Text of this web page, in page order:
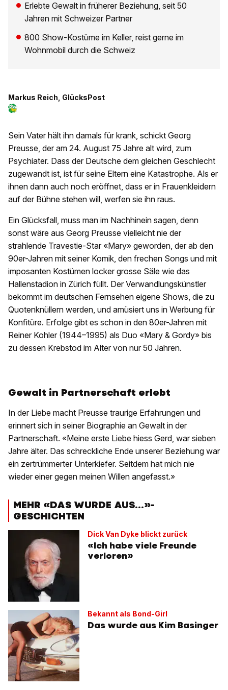
Erlebte Gewalt in früherer Beziehung, seit 50
Jahren mit Schweizer Partner
800 Show-Kostüme im Keller, reist gerne im
Wohnmobil durch die Schweiz
Markus Reich, GlücksPost
Sein Vater hält ihn damals für krank, schickt Georg
Preusse, der am 24. August 75 Jahre alt wird, zum
Psychiater. Dass der Deutsche dem gleichen Geschlecht
zugewandt ist, ist für seine Eltern eine Katastrophe. Als er
ihnen dann auch noch eröffnet, dass er in Frauenkleidern
auf der Bühne stehen will, werfen sie ihn raus.
Ein Glücksfall, muss man im Nachhinein sagen, denn
sonst wäre aus Georg Preusse vielleicht nie der
strahlende Travestie-Star «Mary» geworden, der ab den
90er-Jahren mit seiner Komik, den frechen Songs und mit
imposanten Kostümen locker grosse Säle wie das
Hallenstadion in Zürich füllt. Der Verwandlungskünstler
bekommt im deutschen Fernsehen eigene Shows, die zu
Quotenknüllern werden, und amüsiert uns in Werbung für
Konfitüre. Erfolge gibt es schon in den 80er-Jahren mit
Reiner Kohler (1944–1995) als Duo «Mary & Gordy» bis
zu dessen Krebstod im Alter von nur 50 Jahren.
Gewalt in Partnerschaft erlebt
In der Liebe macht Preusse traurige Erfahrungen und
erinnert sich in seiner Biographie an Gewalt in der
Partnerschaft. «Meine erste Liebe hiess Gerd, war sieben
Jahre älter. Das schreckliche Ende unserer Beziehung war
ein zertrümmerter Unterkiefer. Seitdem hat mich nie
wieder einer gegen meinen Willen angefasst.»
MEHR «DAS WURDE AUS...»-
GESCHICHTEN
Dick Van Dyke blickt zurück
«Ich habe viele Freunde
verloren»
Bekannt als Bond-Girl
Das wurde aus Kim Basinger